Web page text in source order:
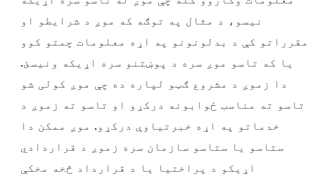
نیسو، د مثال په توګه که موږ د شرایطو او
مقرراتو کې د بدلونونو په اړه معلومات چمتو کوو
یا که تاسو موږ سره د پوښتنو سره اړیکه ونیسئ.
دا زموږ د مشروع ګټو لپاره ده چې موږ کولی شو
تاسو ته مناسب ځوابونه درکړو او تاسو ته زموږ د
خدماتو په اړه خبرتیاوې درکړو. موږ ممکن دا
ستاسو یا ستاسو سازمان سره زموږ د قراردادي
اړیکو د پراختیا یا د قرارداد څخه مخکې